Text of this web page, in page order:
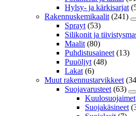
Hylsy- ja kärkisarjat
Rakennuskemikaalit (241)
Sprayt (53)
Silikonit ja
Maalit (80)
Puhdistusaineet (13)
Puuöljyt (48)
Lakat (6)
Muut rakennustarvikkeet
Suojavarusteet (63)
Kuulosuojaimet
Suojakäsineet